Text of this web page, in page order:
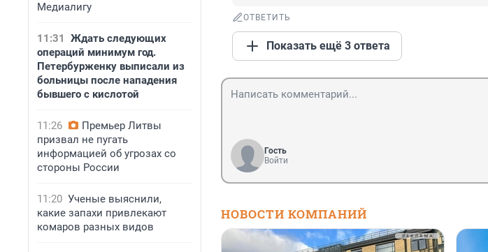
Медиалигу
11:31
Ждать следующих
операций минимум год.
Петербурженку выписали из
больницы после нападения
бывшего с кислотой
11:26
Премьер Литвы
призвал не пугать
информацией об угрозах со
стороны России
11:20 Ученые выяснили,
какие запахи привлекают
комаров разных видов
ОТВЕТИТЬ
Показать ещё 3 ответа
Гость
Войти
НОВОСТИ КОМПАНИЙ